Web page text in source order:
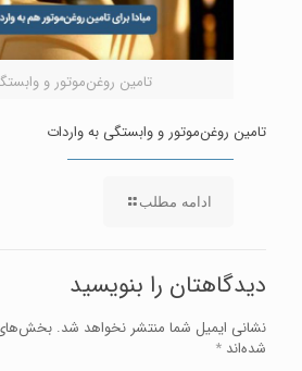
تامین روغن‌موتور و
تامین روغن‌موتور و وابستگی به واردات
ادامه مطلب
دیدگاهتان را بنویسید
نشانی ایمیل شما منتشر نخواهد شد. بخش‌های
شده‌اند *